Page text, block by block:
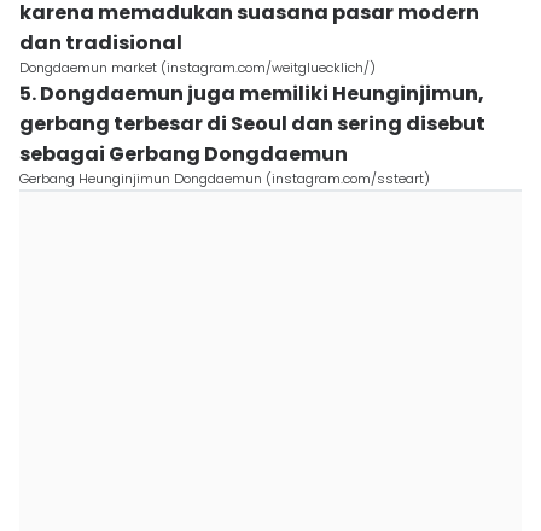
karena memadukan suasana pasar modern
dan tradisional
Dongdaemun market (instagram.com/weitgluecklich/)
5. Dongdaemun juga memiliki Heunginjimun,
gerbang terbesar di Seoul dan sering disebut
sebagai Gerbang Dongdaemun
Gerbang Heunginjimun Dongdaemun (instagram.com/ssteart)